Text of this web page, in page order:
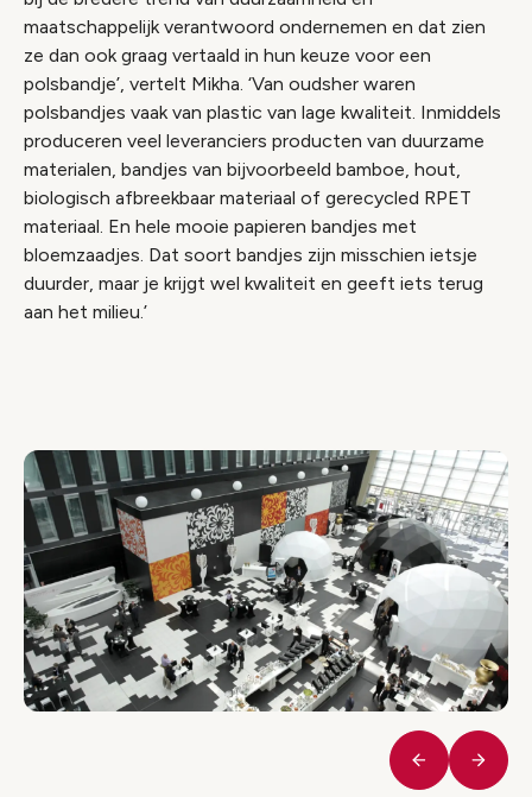
maatschappelijk verantwoord ondernemen en dat zien
ze dan ook graag vertaald in hun keuze voor een
polsbandje’, vertelt Mikha. ‘Van oudsher waren
polsbandjes vaak van plastic van lage kwaliteit. Inmiddels
produceren veel leveranciers producten van duurzame
materialen, bandjes van bijvoorbeeld bamboe, hout,
biologisch afbreekbaar materiaal of gerecycled RPET
materiaal. En hele mooie papieren bandjes met
bloemzaadjes. Dat soort bandjes zijn misschien ietsje
duurder, maar je krijgt wel kwaliteit en geeft iets terug
aan het milieu.’
Vorige